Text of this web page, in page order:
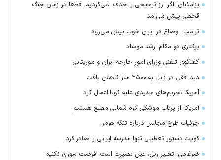
پزشکیان: اگر ارز ترجیحی را حذف نمی‌کردیم، قطعا در زمان جنگ
قحطی پیش می‌آمد
ترامپ: اوضاع در ایران خوب پیش می‌رود
برکناری دو مقام ارشد موساد
گفتگوی تلفنی وزرای امور خارجه ایران و موریتانی
دید افقی در زابل به ۲۵۰۰ متر کاهش یافت
آمریکا تحریم‌های جدیدی علیه کوبا اعمال کرد
آمریکا: از پرتاب موشکی کره شمالی مطلع هستیم
جزئیات طرح مجلس درباره تنگه هرمز
کویت دستور تعطیلی تنها مدرسه ایرانی را صادر کرد
ضرغامی: تغییر ریل، عین بصیرت است. فرصت سوزی نکنیم